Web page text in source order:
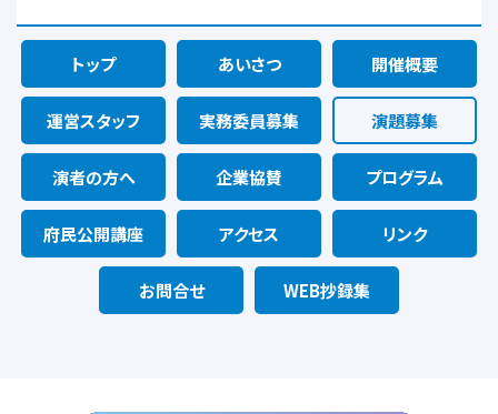
トップ あいさつ 開催概要
運営スタッフ 実務委員募集 演題募集
演者の方へ 企業協賛 プログラム
府民公開講座 アクセス リンク
お問合せ WEB抄録集